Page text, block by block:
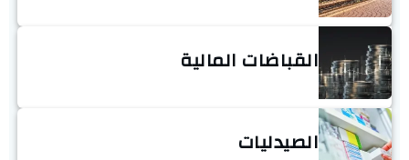
القباضات المالية
الصيدليات